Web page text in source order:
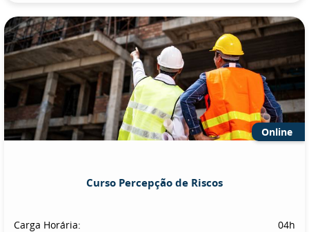
Online
Curso Percepção de Riscos
Carga Horária:
04h